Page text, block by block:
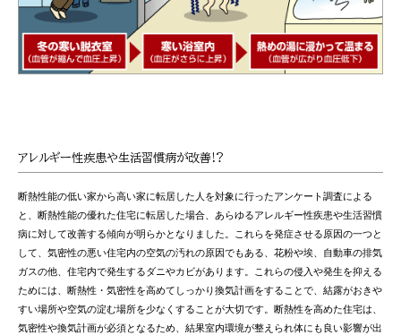
アレルギー性疾患や生活習慣病が改善!?
断熱性能の低い家から高い家に転居した人を対象に行ったアンケート調査による
と、断熱性能の優れた住宅に転居した場合、あらゆるアレルギー性疾患や生活習慣
病に対して改善する傾向が明らかとなりました。これらを発症させる原因の一つと
して、気密性の悪い住宅内の空気の汚れの原因でもある、花粉や埃、自動車の排気
ガスの他、住宅内で発生するダニやカビがあります。これらの侵入や発生を抑える
ためには、断熱性・気密性を高めてしっかり換気計画をすることで、結露がおきや
すい場所や空気の淀む場所を少なくすることが大切です。断熱性を高めた住宅は、
気密性や換気計画が必須となるため、結果室内環境が整えられ体にも良い影響が出